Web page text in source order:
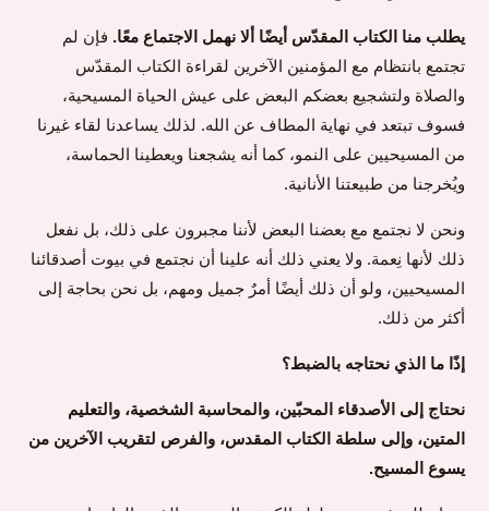
يطلب منا الكتاب المقدّس أيضًا ألا نهمل الاجتماع معًا. فإن لم
تجتمع بانتظام مع المؤمنين الآخرين لقراءة الكتاب المقدّس
والصلاة ولتشجيع بعضكم البعض على عيش الحياة المسيحية،
فسوف تبتعد في نهاية المطاف عن الله. لذلك يساعدنا لقاء غيرنا
من المسيحيين على النمو، كما أنه يشجعنا ويعطينا الحماسة،
ويُخرجنا من طبيعتنا الأنانية.
ونحن لا نجتمع مع بعضنا البعض لأننا مجبرون على ذلك، بل نفعل
ذلك لأنها نِعمة. ولا يعني ذلك أنه علينا أن نجتمع في بيوت أصدقائنا
المسيحيين، ولو أن ذلك أيضًا أمرٌ جميل ومهم، بل نحن بحاجة إلى
أكثر من ذلك.
إذًا ما الذي نحتاجه بالضبط؟
نحتاج إلى الأصدقاء المحبّين، والمحاسبة الشخصية، والتعليم
المتين، وإلى سلطة الكتاب المقدس، والفرص لتقريب الآخرين من
يسوع المسيح.